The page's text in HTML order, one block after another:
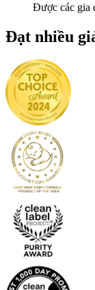
Được các gia
Đạt nhiều